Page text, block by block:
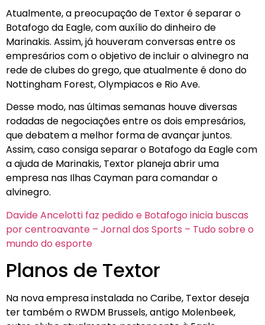
Atualmente, a preocupação de Textor é separar o
Botafogo da Eagle, com auxílio do dinheiro de
Marinakis. Assim, já houveram conversas entre os
empresários com o objetivo de incluir o alvinegro na
rede de clubes do grego, que atualmente é dono do
Nottingham Forest, Olympiacos e Rio Ave.
Desse modo, nas últimas semanas houve diversas
rodadas de negociações entre os dois empresários,
que debatem a melhor forma de avançar juntos.
Assim, caso consiga separar o Botafogo da Eagle com
a ajuda de Marinakis, Textor planeja abrir uma
empresa nas Ilhas Cayman para comandar o
alvinegro.
Davide Ancelotti faz pedido e Botafogo inicia buscas
por centroavante – Jornal dos Sports – Tudo sobre o
mundo do esporte
Planos de Textor
Na nova empresa instalada no Caribe, Textor deseja
ter também o RWDM Brussels, antigo Molenbeek,